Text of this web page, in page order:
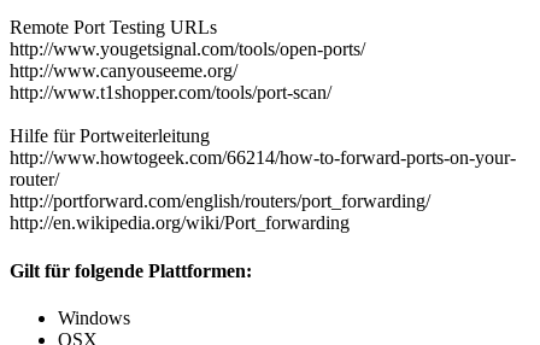
Remote Port Testing URLs
http://www.yougetsignal.com/tools/open-ports/
http://www.canyouseeme.org/
http://www.t1shopper.com/tools/port-scan/
Hilfe für Portweiterleitung
http://www.howtogeek.com/66214/how-to-forward-ports-on-your-
router/
http://portforward.com/english/routers/port_forwarding/
http://en.wikipedia.org/wiki/Port_forwarding
Gilt für folgende Plattformen:
Windows
OSX